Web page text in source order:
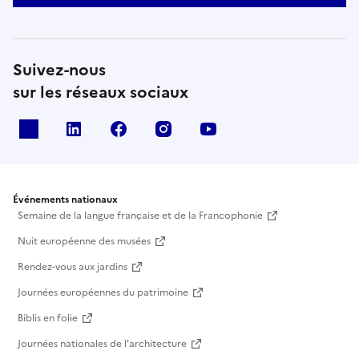
21h45 ● Soulful Echos
Soulful Echoes est un trio de Jazz Hip-Hop Soul composé
batteur. Ils vous proposent une expérience musicale riche en
solide sont ici venues pour vous rassembler, vous faire
danser, rire et pourquoi pas pleurer.
Suivez-nous
sur les réseaux sociaux
Linkedin Facebook Instagram
Événements nationaux
Semaine de la langue française et de la Francophonie
Nuit européenne des musées
Rendez-vous aux jardins
Journées européennes du patrimoine
Biblis en folie
Journées nationales de l'architecture